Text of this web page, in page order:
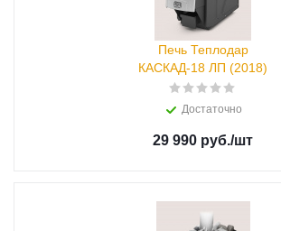
Печь Теплодар
КАСКАД-18 ЛП (2018)
Достаточно
29 990 руб./шт